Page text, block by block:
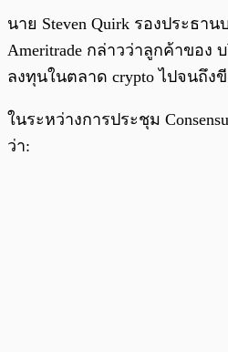
นาย Steven Quirk รองประธา
Ameritrade กล่าวว่าลูกค้าขอ
ลงทุนในตลาด crypto ไปจนถึง
ในระหว่างการประชุม
ว่า: